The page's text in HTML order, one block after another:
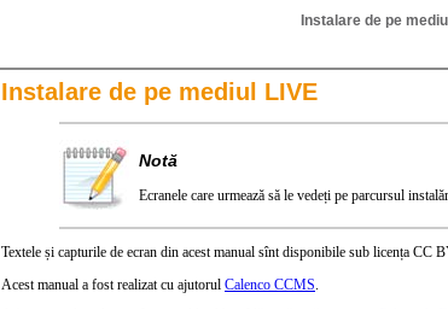
Instalare de pe
Instalare de pe mediul LIVE
Notă
Ecranele care urmează să le vedeți pe parcursul
Textele și capturile de ecran din acest manual sînt disponibile sub licența CC
Acest manual a fost realizat cu ajutorul Calenco CCMS.